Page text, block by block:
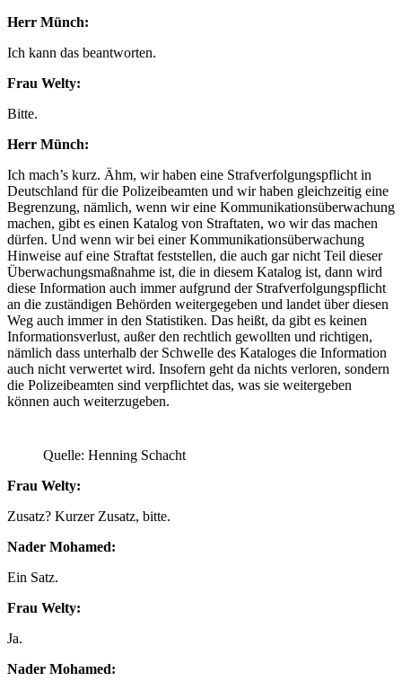
Herr Münch:
Ich kann das beantworten.
Frau Welty:
Bitte.
Herr Münch:
Ich mach’s kurz. Ähm, wir haben eine Strafverfolgungspflicht in
Deutschland für die Polizeibeamten und wir haben gleichzeitig eine
Begrenzung, nämlich, wenn wir eine Kommunikationsüberwachung
machen, gibt es einen Katalog von Straftaten, wo wir das machen
dürfen. Und wenn wir bei einer Kommunikationsüberwachung
Hinweise auf eine Straftat feststellen, die auch gar nicht Teil dieser
Überwachungsmaßnahme ist, die in diesem Katalog ist, dann wird
diese Information auch immer aufgrund der Strafverfolgungspflicht
an die zuständigen Behörden weitergegeben und landet über diesen
Weg auch immer in den Statistiken. Das heißt, da gibt es keinen
Informationsverlust, außer den rechtlich gewollten und richtigen,
nämlich dass unterhalb der Schwelle des Kataloges die Information
auch nicht verwertet wird. Insofern geht da nichts verloren, sondern
die Polizeibeamten sind verpflichtet das, was sie weitergeben
können auch weiterzugeben.
Quelle: Henning Schacht
Frau Welty:
Zusatz? Kurzer Zusatz, bitte.
Nader Mohamed:
Ein Satz.
Frau Welty:
Ja.
Nader Mohamed: